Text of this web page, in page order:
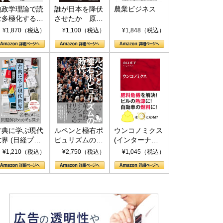
政学理論で読
多極化する世
トランプと
¥1,870（税込）
誰が日本を降伏
させたか 原爆
投下、ソ連参
(PHP新書)
¥1,100（税込）
農業ビジネス
¥1,848（税込）
典に学ぶ現代
界 (日経プレ
アシリーズ)
¥1,210（税込）
ルペンと極右ポ
ピュリズムの時
代：〈ヤヌス〉
¥2,750（税込）
ウンコノミクス
(インターナシ
ョナル新書)
¥1,045（税込）